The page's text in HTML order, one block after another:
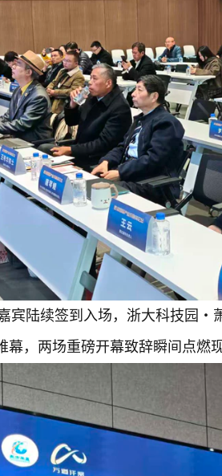
宾陆续签到入场，浙大科技园・
，两场重磅开幕致辞瞬间点燃